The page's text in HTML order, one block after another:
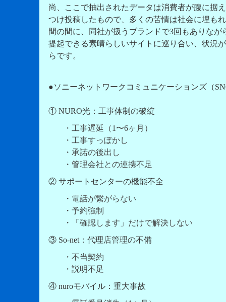
尚、ここで抽出されたデータは消費者が腹に据
つけ投稿したもので、多くの苦情は社会に埋も
間の間に、同社が扱うブランドで3回もありな
提起できる素晴らしいサイトに巡り合い、状況
らです。
●ソニーネットワークコミュニケーションズ（
① NURO光：工事体制の破綻
・工事遅延（1〜6ヶ月）
・工事すっぽかし
・承諾の後出し
・管理会社との連携不足
② サポートセンターの機能不全
・電話が繋がらない
・予約強制
・「確認します」だけで解決しない
③ So-net：代理店管理の不備
・不当契約
・説明不足
④ nuroモバイル：重大事故